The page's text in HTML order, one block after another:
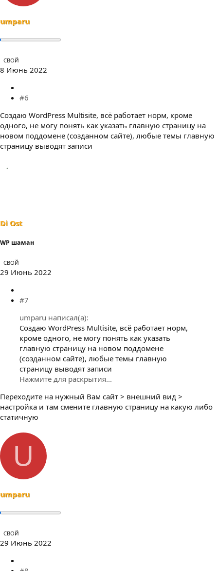
umparu
СВОЙ
8 Июнь 2022
#6
Создаю WordPress Multisite, всё работает норм, кроме
одного, не могу понять как указать главную страницу на
новом поддомене (созданном сайте), любые темы главную
страницу выводят записи
Di Ost
WP шаман
СВОЙ
29 Июнь 2022
#7
umparu написал(а):
Создаю WordPress Multisite, всё работает норм,
кроме одного, не могу понять как указать
главную страницу на новом поддомене
(созданном сайте), любые темы главную
страницу выводят записи
Нажмите для раскрытия...
Переходите на нужный Вам сайт > внешний вид >
настройка и там смените главную страницу на какую либо
статичную
U
umparu
СВОЙ
29 Июнь 2022